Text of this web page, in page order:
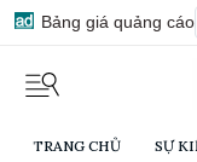
Bảng giá quảng cáo
TRANG CHỦ SỰ